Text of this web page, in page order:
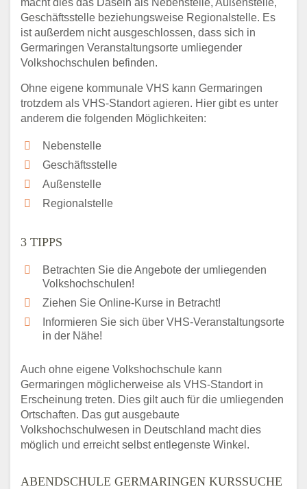
Geschäftsstelle beziehungsweise Regionalstelle. Es
ist außerdem nicht ausgeschlossen, dass sich in
Germaringen Veranstaltungsorte umliegender
Volkshochschulen befinden.
Ohne eigene kommunale VHS kann Germaringen
trotzdem als VHS-Standort agieren. Hier gibt es unter
anderem die folgenden Möglichkeiten:
Nebenstelle
Geschäftsstelle
Außenstelle
Regionalstelle
3 TIPPS
Betrachten Sie die Angebote der umliegenden
Volkshochschulen!
Ziehen Sie Online-Kurse in Betracht!
Informieren Sie sich über VHS-Veranstaltungsorte
in der Nähe!
Auch ohne eigene Volkshochschule kann
Germaringen möglicherweise als VHS-Standort in
Erscheinung treten. Dies gilt auch für die umliegenden
Ortschaften. Das gut ausgebaute
Volkshochschulwesen in Deutschland macht dies
möglich und erreicht selbst entlegenste Winkel.
ABENDSCHULE GERMARINGEN KURSSUCHE